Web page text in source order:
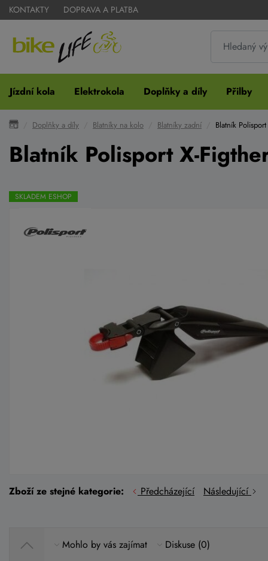
KONTAKTY DOPRAVA A PLATBA
Jízdní kola Elektrokola Doplňky a díly Přilby
Doplňky a díly Blatníky na kolo Blatníky zadní Blatník
Blatník Polisport X-
SKLADEM ESHOP
Zboží ze stejné kategorie: Předcházející Následující
Mohlo by vás zajímat Diskuse (0)